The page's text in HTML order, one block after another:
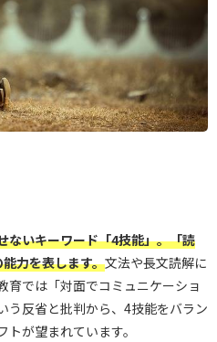
ないキーワード「4技能」。「読
力を表します。文法や長文読解に
育では「対面でコミュニケーショ
う反省と批判から、4技能をバラン
が望まれています。